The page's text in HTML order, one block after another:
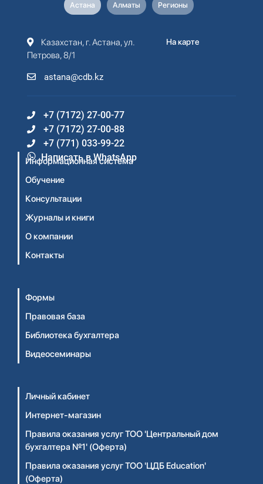
Астана Алматы Регионы
Казахстан, г. Астана, ул.
Петрова, 8/1
astana@cdb.kz
На карте
+7 (7172) 27-00-77
+7 (7172) 27-00-88
+7 (771) 033-99-22
Написать в WhatsApp
Информационная система
Обучение
Консультации
Журналы и книги
О компании
Контакты
Формы
Правовая база
Библиотека бухгалтера
Видеосеминары
Личный кабинет
Интернет-магазин
Правила оказания услуг ТОО 'Центральный дом
бухгалтера №1' (Оферта)
Правила оказания услуг ТОО 'ЦДБ Education'
(Оферта)